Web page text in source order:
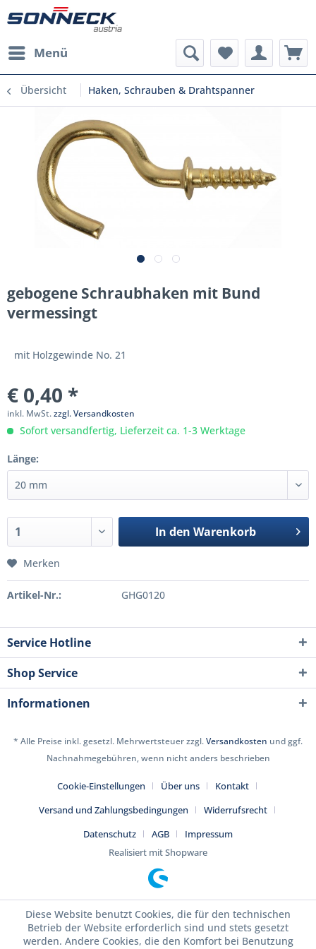
Menü
Übersicht Haken, Schrauben & Drahtspanner
gebogene Schraubhaken mit Bund
vermessingt
mit Holzgewinde No. 21
€ 0,40 *
inkl. MwSt.zzgl. Versandkosten
Sofort versandfertig, Lieferzeit ca. 1-3 Werktage
Länge:
In den Warenkorb
Merken
Artikel-Nr.: GHG0120
Service Hotline
Shop Service
Informationen
* Alle Preise inkl. gesetzl. Mehrwertsteuer zzgl.Versandkosten und ggf.
Nachnahmegebühren, wenn nicht anders beschrieben
Cookie-Einstellungen Über uns
Kontakt
Versand und Zahlungsbedingungen
Widerrufsrecht
Datenschutz
AGB
Impressum
Realisiert mit Shopware
Diese Website benutzt Cookies, die für den technischen
Betrieb der Website erforderlich sind und stets gesetzt
werden. Andere Cookies, die den Komfort bei Benutzung